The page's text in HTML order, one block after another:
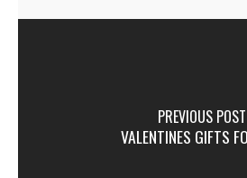
PREVIOUS POST
VALENTINES GIFTS